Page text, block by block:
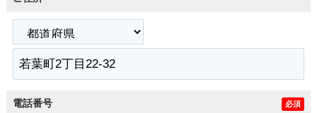
電話番号 必須